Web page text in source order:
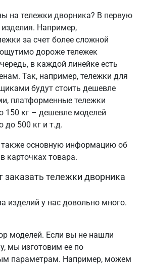
на тележки дворника? В первую
Например,
за счет более сложной
дороже тележек
в каждой линейке есть
Так, например, тележки для
будут стоить дешевле
платформенные тележки
150 кг – дешевле моделей
до 500 кг и т.д.
также основную информацию об
карточках товара.
заказать тележки дворника
изделий у нас довольно много.
моделей. Если вы не нашли
мы изготовим ее по
параметрам. Например, можем